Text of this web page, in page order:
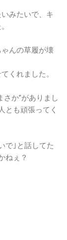
みたいで、キ
んの草履が壊
くれました。
か”がありまし
とも頑張ってく
で｣と話してた
ねぇ？